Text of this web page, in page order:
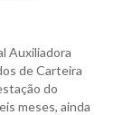
Auxiliadora
de Carteira
do
meses, ainda